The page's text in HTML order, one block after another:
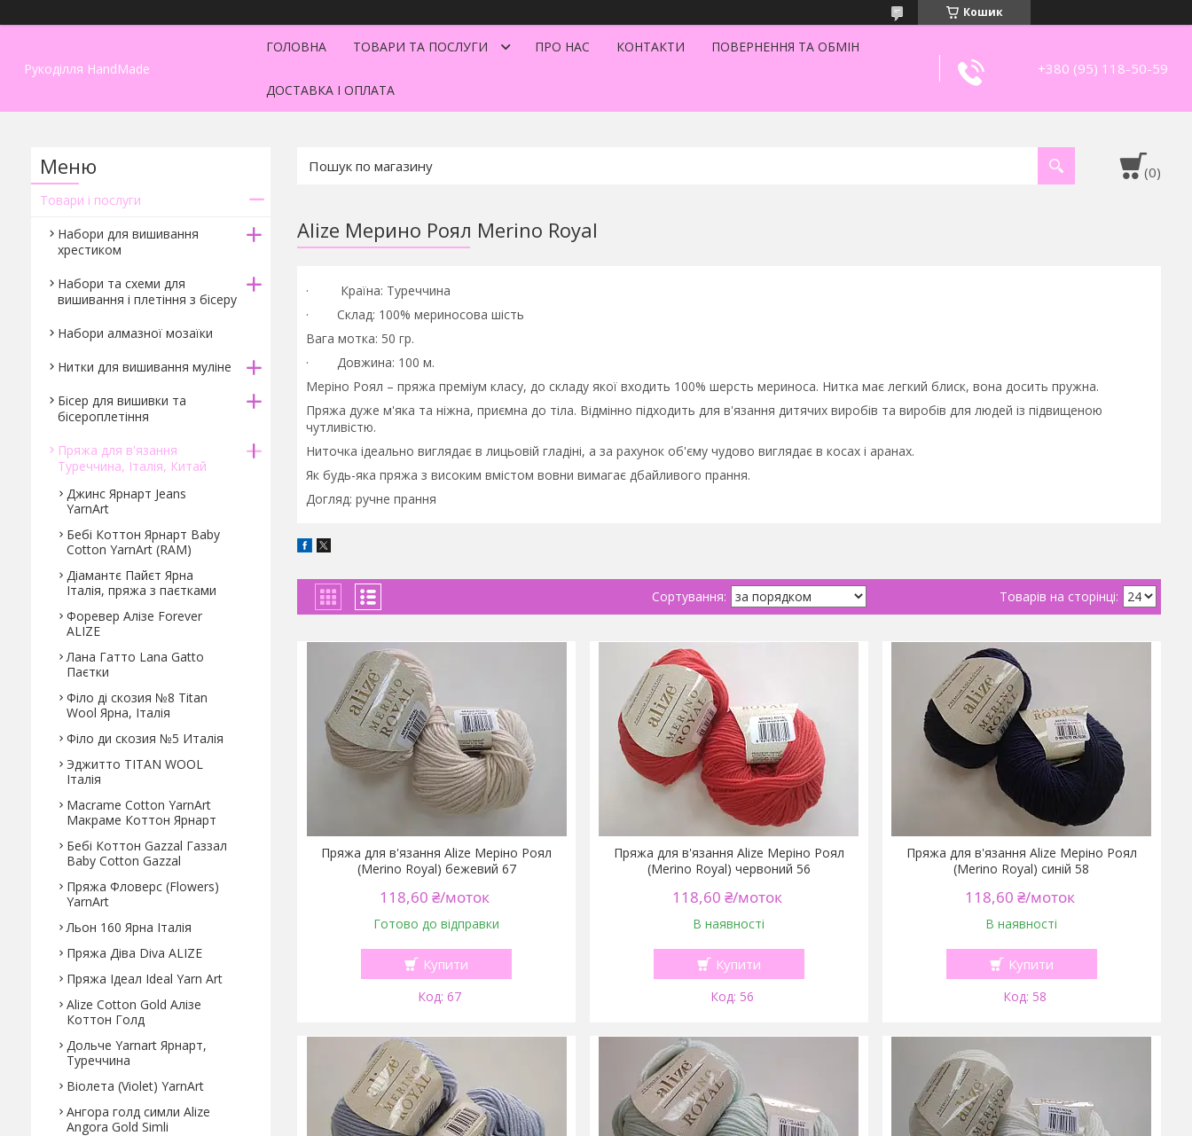
Кошик
Рукоділля HandMade
ГОЛОВНА ТОВАРИ ТА ПОСЛУГИ ПРО НАС КОНТАКТИ ПОВЕРНЕННЯ ТА ОБМІН
ДОСТАВКА І ОПЛАТА
+380 (95) 118-50-59
Alize Мерино Роял Merino Royal
· Країна: Туреччина
· Склад: 100% мериносова шість
Вага мотка: 50 гр.
· Довжина: 100 м.
Меріно Роял – пряжа преміум класу, до складу якої входить 100% шерсть мериноса. Нитка має легкий блиск, вона досить пружна.
Пряжа дуже м'яка та ніжна, приємна до тіла. Відмінно підходить для в'язання дитячих виробів та виробів для людей із підвищеною
чутливістю.
Ниточка ідеально виглядає в лицьовій гладіні, а за рахунок об'єму чудово виглядає в косах і аранах.
Як будь-яка пряжа з високим вмістом вовни вимагає дбайливого прання.
Догляд: ручне прання
Пряжа для в'язання Alize Меріно Роял
(Merino Royal) бежевий 67
118,60 ₴/моток
Готово до відправки
Купити
67
Пряжа для в'язання Alize Меріно Роял
(Merino Royal) червоний 56
118,60 ₴/моток
В наявності
Купити
56
Пряжа для в'язання Alize Меріно Роял
(Merino Royal) синій 58
118,60 ₴/моток
В наявності
Купити
58
Товари і послуги
Набори для вишивання
хрестиком
Набори та схеми для
вишивання і плетіння з бісеру
Набори алмазної мозаїки
Нитки для вишивання муліне
Бісер для вишивки та
бісероплетіння
Пряжа для в'язання
Туреччина, Італія, Китай
Джинс Ярнарт Jeans
YarnArt
Бебі Коттон Ярнарт Baby
Cotton YarnArt (RAM)
Діамантє Пайєт Ярна
Італія, пряжа з паєтками
Форевер Алізе Forever
ALIZE
Лана Гатто Lana Gatto
Паєтки
Філо ді скозия №8 Titan
Wool Ярна, Італія
Філо ди скозия №5 Италія
Эджитто TITAN WOOL
Італія
Macrame Cotton YarnArt
Макраме Коттон Ярнарт
Бебі Коттон Gazzal Газзал
Baby Cotton Gazzal
Пряжа Фловерс (Flowers)
YarnArt
Льон 160 Ярна Італія
Пряжа Діва Diva ALIZE
Пряжа Ідеал Ideal Yarn Art
Alize Cotton Gold Алізе
Коттон Голд
Дольче Yarnart Ярнарт,
Туреччина
Віолета (Violet) YarnArt
Ангора голд симли Alize
Angora Gold Simli